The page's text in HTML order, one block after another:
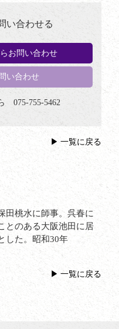
い合わせる
お問い合わせ
い合わせ
075-755-5462
一覧に戻る
田桃水に師事。呉春に
とのある大阪池田に居
した。昭和30年
一覧に戻る